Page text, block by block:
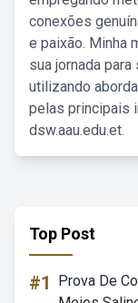
conexões
e paixão. Minha
sua jornada
utilizando
pelas principais
dsw.aau.edu.et.
Top Post
#1
Prova De